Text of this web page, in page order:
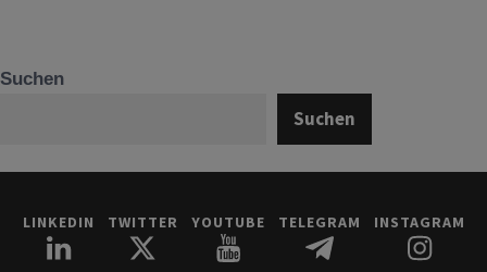
Suchen
Suchen
LINKEDIN TWITTER YOUTUBE TELEGRAM INSTAGRAM